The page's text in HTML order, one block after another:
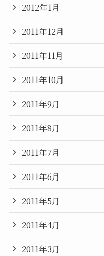
2012年1月
2011年12月
2011年11月
2011年10月
2011年9月
2011年8月
2011年7月
2011年6月
2011年5月
2011年4月
2011年3月